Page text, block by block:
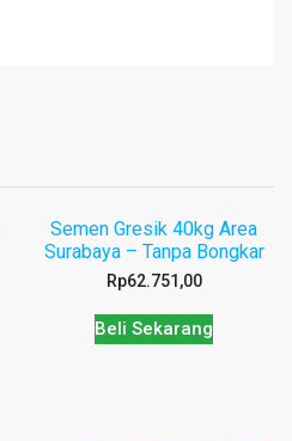
Semen Gresik 40kg Area
Surabaya – Tanpa Bongkar
Rp62.751,00
Beli Sekarang